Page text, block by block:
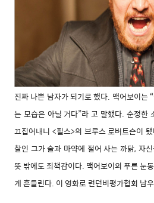
진짜 나쁜 남자가 되기로 했다. 맥어보이는
는 모습은 아닐 거다”라 고 말했다. 순정한
끄집어내니 <필스>의 브루스 로버트슨이
찰인 그가 술과 마약에 절어 사는 까닭, 자
뜻 밖에도 죄책감이다. 맥어보이의 푸른 눈
게 흔들린다. 이 영화로 런던비평가협회 남